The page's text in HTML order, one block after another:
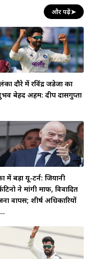
और पढ़ें➤
दौरे में रविंद्र जडेजा का
बेहद अहम: दीप दासगुप्ता
में बड़ा यू-टर्न: जियानी
ने मांगी माफी, विवादित
वापस; शीर्ष अधिकारियों